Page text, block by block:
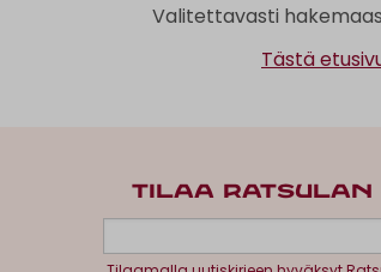
Valitettavasti
Tästä
TILAA RATSULAN